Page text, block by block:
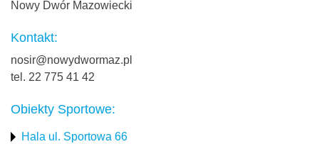
Nowy Dwór Mazowiecki
Kontakt:
nosir@nowydwormaz.pl
tel. 22 775 41 42
Obiekty Sportowe:
Hala ul. Sportowa 66